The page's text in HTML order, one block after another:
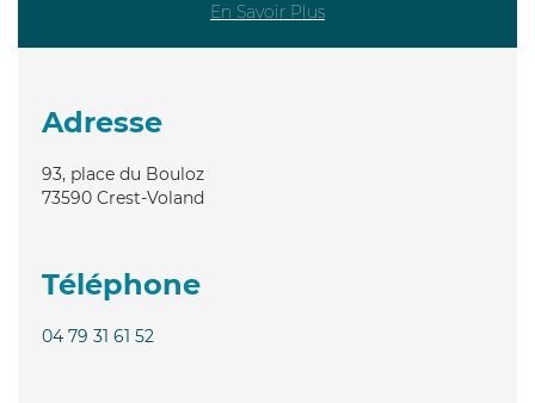
En Savoir Plus
Adresse
93, place du Bouloz
73590 Crest-Voland
Téléphone
04 79 31 61 52